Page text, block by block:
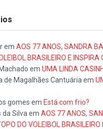
em AOS 77 ANOS, SANDRA
BRASILEIRO E INSPIRA
em UMA LINDA
de Magalhães Cantuária em
gomes em Está com frio?
da Silva em AOS 77 ANOS,
DO VOLEIBOL BRASILEIRO